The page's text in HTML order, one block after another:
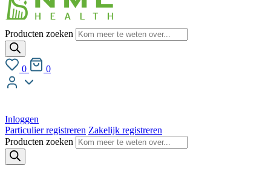
Producten zoeken
0 0
Inloggen
Particulier registreren Zakelijk registreren
Producten zoeken